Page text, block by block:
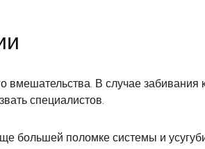
В случае забивания
специалистов.
большей поломке системы и